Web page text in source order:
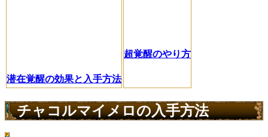
潜在覚醒の効果と入手方法
超覚醒のやり方
チャコルマイメロの入手方法